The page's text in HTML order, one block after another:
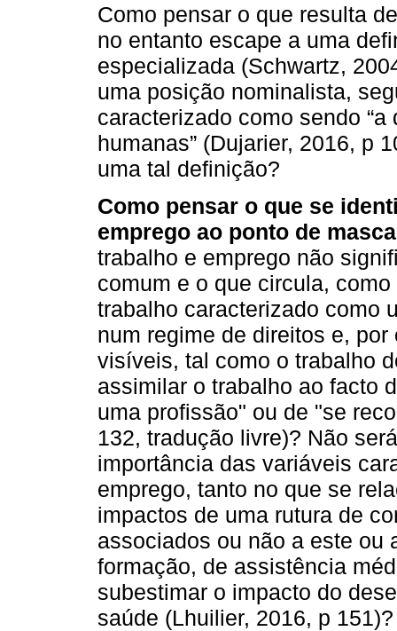
Como pensar o que resulta
no entanto escape a uma
especializada (Schwartz,
uma posição nominalista,
caracterizado como sendo
humanas” (Dujarier, 2016, p
uma tal definição?
Como pensar o que se
emprego ao ponto de
trabalho e emprego não
comum e o que circula,
trabalho caracterizado como
num regime de direitos e,
visíveis, tal como o trabalho
assimilar o trabalho ao facto
uma profissão" ou de "se
132, tradução livre)? Não
importância das variáveis
emprego, tanto no que se
impactos de uma rutura de
associados ou não a este ou
formação, de assistência
subestimar o impacto do
saúde (Lhuilier, 2016, p 151)?